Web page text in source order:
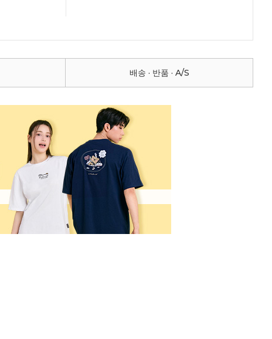
배송 · 반품 · A/S